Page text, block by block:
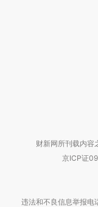
财新网所刊载内容
京ICP证
违法和不良信息举报